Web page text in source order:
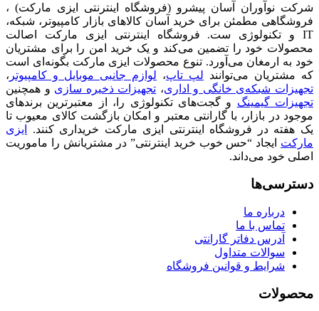
شرکت نوآوران آسان پیشرو (فروشگاه اینترنتی ایزی مارکت) ،
فروشگاهی مطمئن برای خرید آسان کالاهای بازار کامپیوتر، شبکه،
IT و تکنولوژی ست. فروشگاه اینترنتی ایزی مارکت اصالت
محصولات خود را تضمین می‌کند و یک خرید امن را برای مشتریان
خود به ارمغان می‌آورد. تنوع محصولات ایزی مارکت بگونه‌ای است
که مشتریان می‌توانند لپ تاپ، لوازم جانبی موبایل و کامپیوتر ،
تجهیزات شبکه‌ی خانگی و اداری، تجهیزات ذخیره سازی و همچنین
تجهیزات گیمینگ و گجت‌های تکنولوژی را، از معتبرترین برندهای
موجود در بازار، با گارانتی معتبر و امکان بازگشت کالای معیوب تا
یک هفته در فروشگاه اینترنتی ایزی مارکت خریداری کنند.
ایزی
مارکت ایجاد “حس خوب خرید اینترنتی” در مشتریانش را ماموریت
اصلی خود می‌داند.
دسترسی‌ها
درباره ما
تماس با ما
آدرس دفاتر گارانتی
سوالات متداول
شرایط و قوانین فروشگاه
محصولات